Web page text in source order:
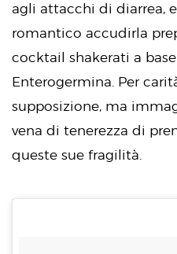
agli attacchi di diarrea,
romantico accudirla
cocktail shakerati a
Enterogermina. Per
supposizione, ma
vena di tenerezza di
queste sue fragilità.